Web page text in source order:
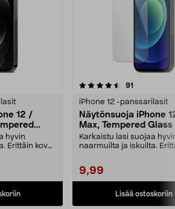
12 /
hyvin
Erittäin kova
91
iPhone 12 -panssarilasit
Näytönsuoja iPhone
Max, Tempered Glass
Karkaistu lasi suojaa
naarmuilta ja iskuilta.
9,99
Lisää ostoskoriin
3.0 viidestä